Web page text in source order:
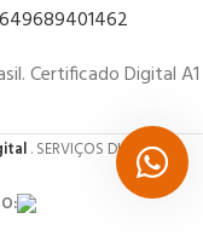
Certificado Digital A1
. SERVIÇOS DIGITAIS.